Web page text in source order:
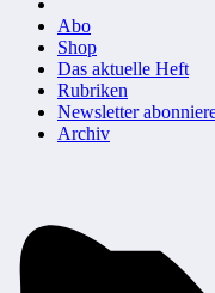
Abo
Shop
Das aktuelle Heft
Rubriken
Newsletter
Archiv